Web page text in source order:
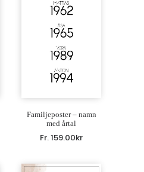
Familjeposter – namn
med årtal
Fr.159.00kr